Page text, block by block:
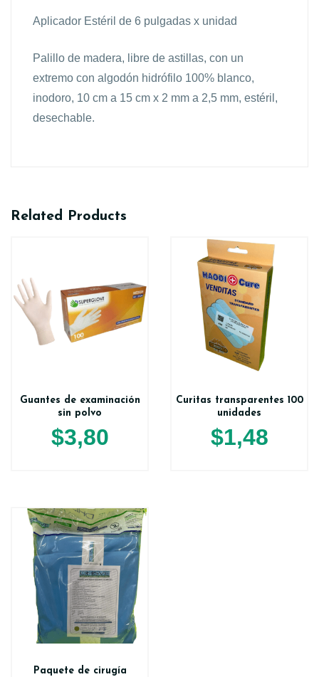
Aplicador Estéril de 6 pulgadas x unidad
Palillo de madera, libre de astillas, con un
extremo con algodón hidrófilo 100% blanco,
inodoro, 10 cm a 15 cm x 2 mm a 2,5 mm, estéril,
desechable.
Related Products
Guantes de examinación
sin polvo
$3,80
Curitas transparentes 100
unidades
$1,48
Paquete de cirugía